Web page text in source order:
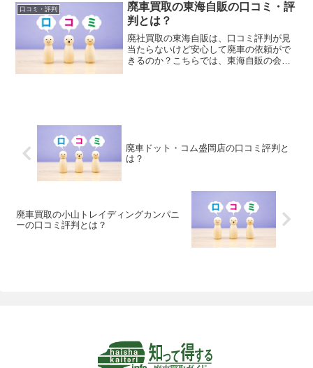
ています。メキアは、資源を無駄なく再
利用できる知識・技術を持っています。
口コミ・評判
廃車買取の東海自販の口コミ・評
判とは？
廃社買取の東海自販は、口コミ評判が見
当たらないけど安心して廃車の依頼がで
きるのか？こちらでは、東海自販の会社
廃車ドット・コム盛岡店の口コミ評判と
は？
廃車買取の小山トレイディングカンパニ
ーの口コミ評判とは？